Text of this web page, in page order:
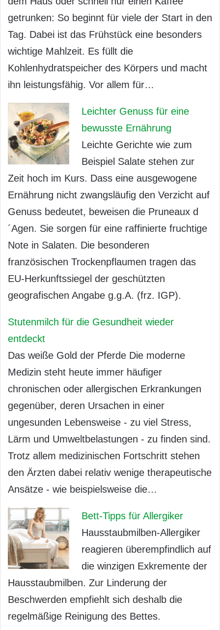
getrunken: So beginnt für viele der Start in den
Tag. Dabei ist das Frühstück eine besonders
wichtige Mahlzeit. Es füllt die
Kohlenhydratspeicher des Körpers und macht
ihn leistungsfähig. Vor allem für…
Leichter Genuss für eine
bewusste Ernährung
Leichte Gerichte wie zum
Beispiel Salate stehen zur
Zeit hoch im Kurs. Dass eine ausgewogene
Ernährung nicht zwangsläufig den Verzicht auf
Genuss bedeutet, beweisen die Pruneaux d
´Agen. Sie sorgen für eine raffinierte fruchtige
Note in Salaten. Die besonderen
französischen Trockenpflaumen tragen das
EU-Herkunftssiegel der geschützten
geografischen Angabe g.g.A. (frz. IGP).
Stutenmilch für die Gesundheit wieder
entdeckt
Das weiße Gold der Pferde Die moderne
Medizin steht heute immer häufiger
chronischen oder allergischen Erkrankungen
gegenüber, deren Ursachen in einer
ungesunden Lebensweise - zu viel Stress,
Lärm und Umweltbelastungen - zu finden sind.
Trotz allem medizinischen Fortschritt stehen
den Ärzten dabei relativ wenige therapeutische
Ansätze - wie beispielsweise die…
Bett-Tipps für Allergiker
Hausstaubmilben-Allergiker
reagieren überempfindlich auf
die winzigen Exkremente der
Hausstaubmilben. Zur Linderung der
Beschwerden empfiehlt sich deshalb die
regelmäßige Reinigung des Bettes.